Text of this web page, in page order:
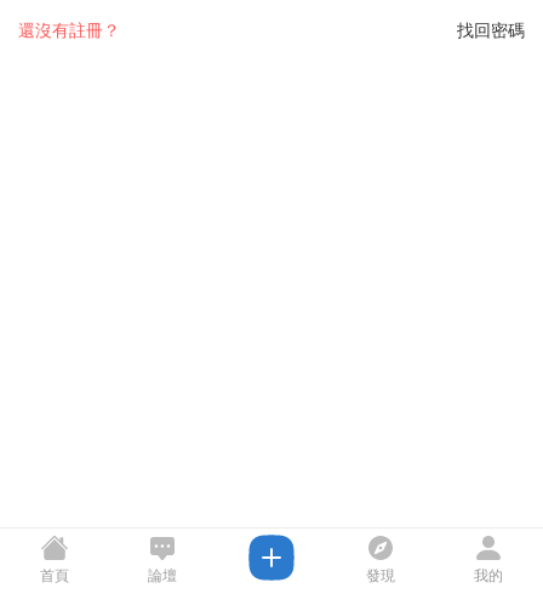
找回密碼
還沒有註冊？
首頁 論壇 發現 我的